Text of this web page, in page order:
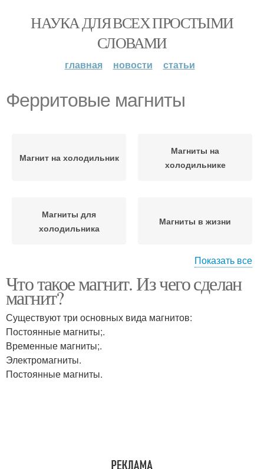
НАУКА ДЛЯ ВСЕХ ПРОСТЫМИ
СЛОВАМИ
главная новости статьи
Ферритовые магниты
Магнит на холодильник
Магниты на
холодильнике
Магниты для
холодильника
Магниты в жизни
Постоянные магниты Магниты в быту
Неодимовые магниты
Показать все
Что такое магнит. Из чего сделан
магнит?
Существуют три основных вида магнитов:
Постоянные магниты;.
Временные магниты;.
Электромагниты.
Постоянные магниты.